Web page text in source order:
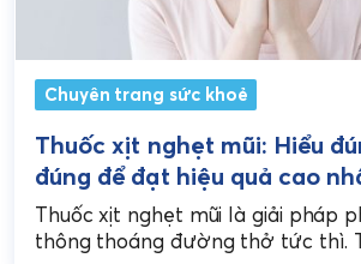
Chuyên trang sức khoẻ
Thuốc xịt nghẹt mũi: Hiểu
đúng để đạt hiệu quả cao
Thuốc xịt nghẹt mũi là giải pháp
thông thoáng đường thở tức thì.